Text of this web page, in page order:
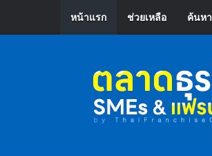
หน้าแรก ช่วยเหลือ ค้นหา